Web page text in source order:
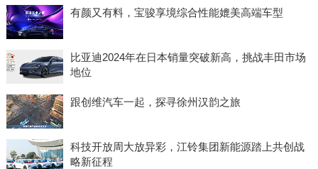
有颜又有料，宝骏享境综合性能媲美高端车型
比亚迪2024年在日本销量突破新高，挑战丰田市场
地位
跟创维汽车一起，探寻徐州汉韵之旅
科技开放周大放异彩，江铃集团新能源踏上共创战
略新征程